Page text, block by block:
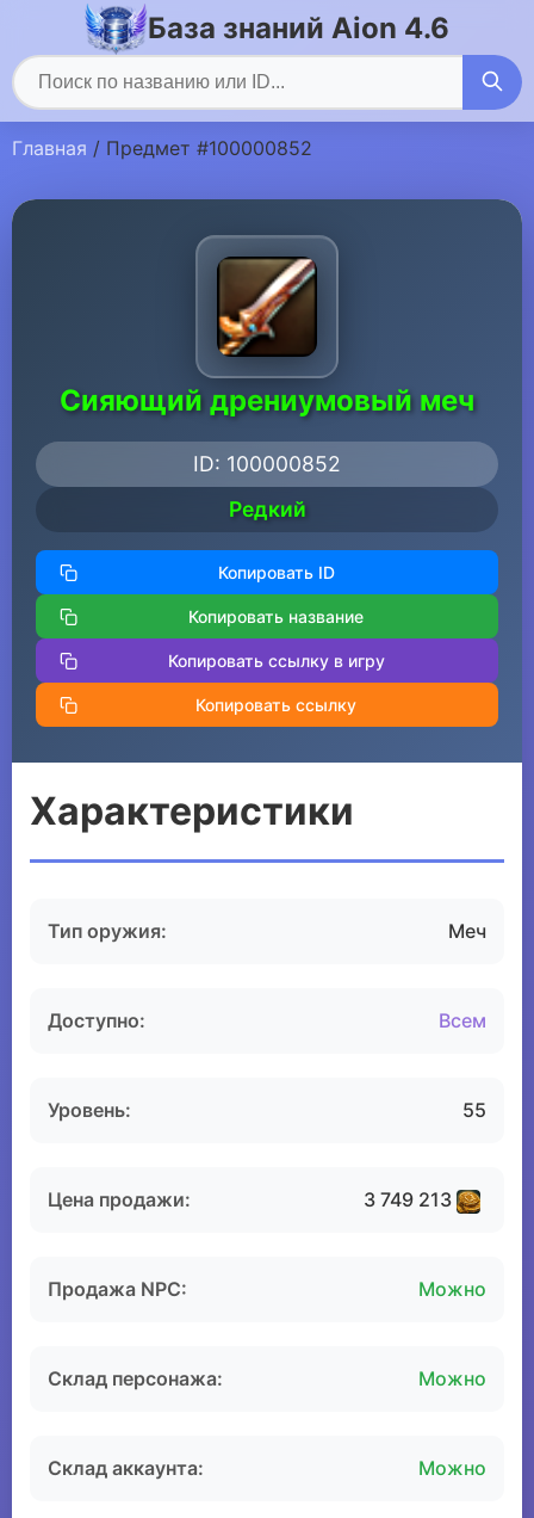
База знаний Aion 4.6
Главная / Предмет #100000852
Сияющий дрениумовый меч
ID: 100000852
Редкий
Копировать ID
Копировать название
Копировать ссылку в игру
Копировать ссылку
Характеристики
Тип оружия: Меч
Доступно: Всем
Уровень: 55
Цена продажи: 3 749 213
Продажа NPC: Можно
Склад персонажа: Можно
Склад аккаунта: Можно